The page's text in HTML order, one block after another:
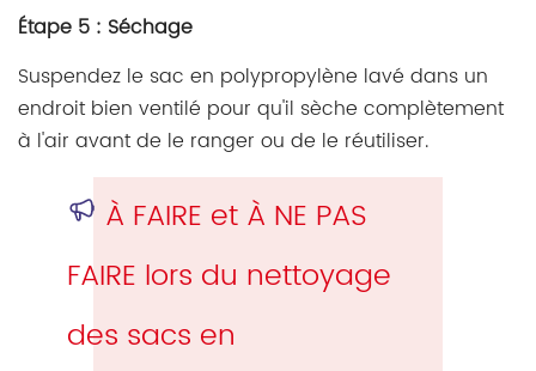
Étape 5 : Séchage
Suspendez le sac en polypropylène lavé dans un
endroit bien ventilé pour qu'il sèche complètement
à l'air avant de le ranger ou de le réutiliser.
À FAIRE et À NE PAS
FAIRE lors du nettoyage
des sacs en